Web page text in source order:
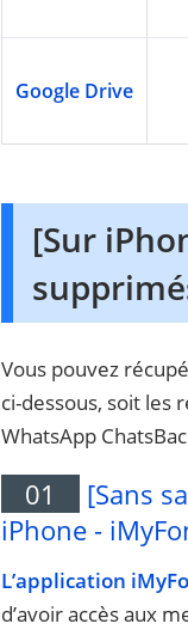
Google Drive
[Sur
Vous pouvez
ci-dessous, soit les
WhatsApp
01
[Sans
iPhone -
L’application
d’avoir accès aux